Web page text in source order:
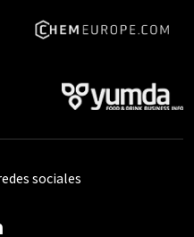
sociales